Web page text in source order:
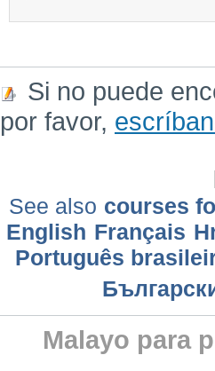
Si no puede
por favor,
See also courses
English Français
Português
Malayo para